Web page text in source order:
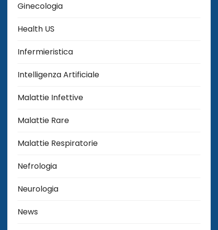
Ginecologia
Health US
Infermieristica
Intelligenza Artificiale
Malattie Infettive
Malattie Rare
Malattie Respiratorie
Nefrologia
Neurologia
News